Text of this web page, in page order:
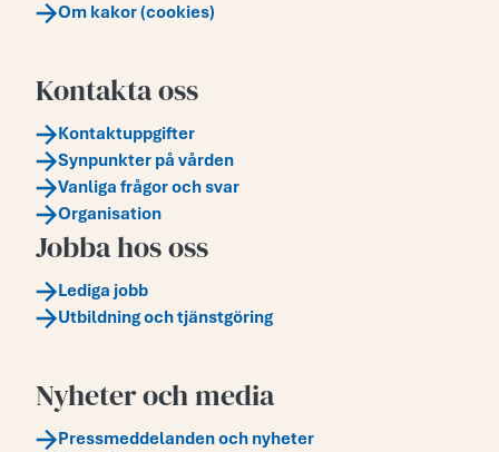
Om kakor (cookies)
Kontakta oss
Kontaktuppgifter
Synpunkter på vården
Vanliga frågor och svar
Organisation
Jobba hos oss
Lediga jobb
Utbildning och tjänstgöring
Nyheter och media
Pressmeddelanden och nyheter